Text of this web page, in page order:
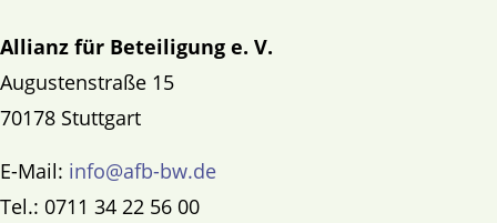
Allianz für Beteiligung e. V.
Augustenstraße 15
70178 Stuttgart
E-Mail: info@afb-bw.de
Tel.: 0711 34 22 56 00